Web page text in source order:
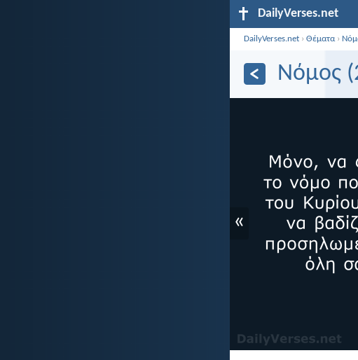
DailyVerses.net
DailyVerses.net ›Θέματα›
Νόμος
«